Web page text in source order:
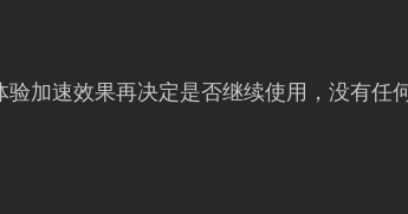
加速效果再决定是否继续使用，没有任